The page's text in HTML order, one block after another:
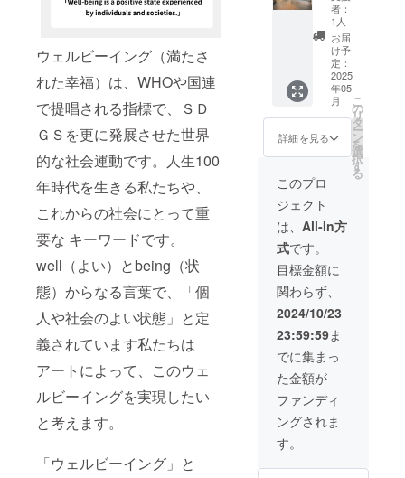
ウェルビーイング（満たさ
れた幸福）は、WHOや国連
で提唱される指標で、ＳＤ
ＧＳを更に発展させた世界
的な社会運動です。人生100
年時代を生きる私たちや、
これからの社会にとって重
要な キーワードです。
well（よい）とbeing（状
態）からなる言葉で、「個
人や社会のよい状態」と定
義されています私たちは
アートによって、このウェ
ルビーイングを実現したい
と考えます。
「ウェルビーイング」と
どを１
年間毎
月御報
告しま
ターン
品の著
作権及
びその
他法的
権利に
は、支
援者様
に譲渡
します
として
あなた
のお名
前を掲
載しま
す ま
た、ス
クール
の運営
状況、
子供た
びの声
などを
１年間
毎月御
報告し
ます 掲
載する
お名前
を備考
欄にご
記入く
ださい
ませ。
・掲載
期間：
2025年
5月から
事業が
掲載
者：
1人
お届
け予
定：
2025
年05
月
詳細を見る
こ
の
リ
タ
ー
ン
を
選
択
す
る
このプロ
ジェクト
は、 All-In方
式です。
目標金額に
関わらず、
2024/10/23
23:59:59ま
でに集まっ
た金額が
ファンディ
ングされま
す。